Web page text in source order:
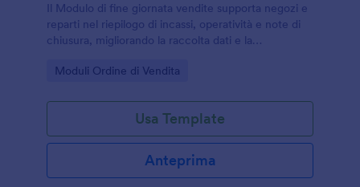
Il Modulo di fine giornata vendite supporta negozi e
reparti nel riepilogo di incassi, operatività e note di
chiusura, migliorando la raccolta dati e la
Go to Category:
Moduli Ordine di Vendita
Usa Template
Anteprima